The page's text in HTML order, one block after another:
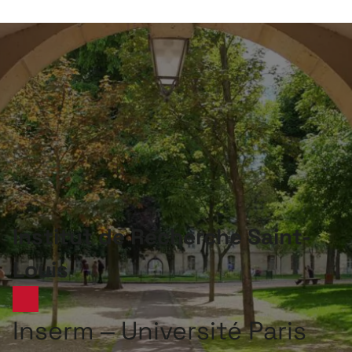
Institut de Recherche Saint-
Louis
Inserm – Université Paris